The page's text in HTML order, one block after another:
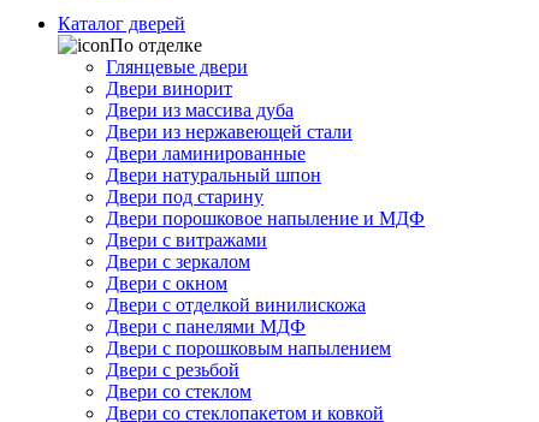
Каталог дверей
По отделке
Глянцевые двери
Двери винорит
Двери из массива дуба
Двери из нержавеющей стали
Двери ламинированные
Двери натуральный шпон
Двери под старину
Двери порошковое напыление и МДФ
Двери с витражами
Двери с зеркалом
Двери с окном
Двери с отделкой винилискожа
Двери с панелями МДФ
Двери с порошковым напылением
Двери с резьбой
Двери со стеклом
Двери со стеклопакетом и ковкой